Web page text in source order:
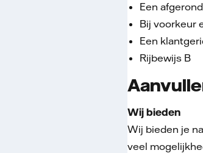
Een
Bij voorkeur
Een
Rijbewijs B
Wij bieden
Wij bieden je
veel